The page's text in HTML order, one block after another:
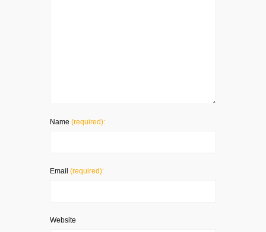
Name (required):
Email (required):
Website